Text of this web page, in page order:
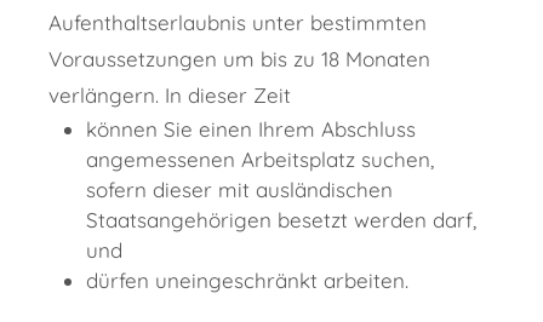
Aufenthaltserlaubnis unter bestimmten
Voraussetzungen um bis zu 18 Monaten
verlängern. In dieser Zeit
können Sie einen Ihrem Abschluss
angemessenen Arbeitsplatz suchen,
sofern dieser mit ausländischen
Staatsangehörigen besetzt werden darf,
und
dürfen uneingeschränkt arbeiten.